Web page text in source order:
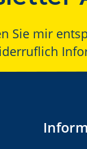
Sie mir